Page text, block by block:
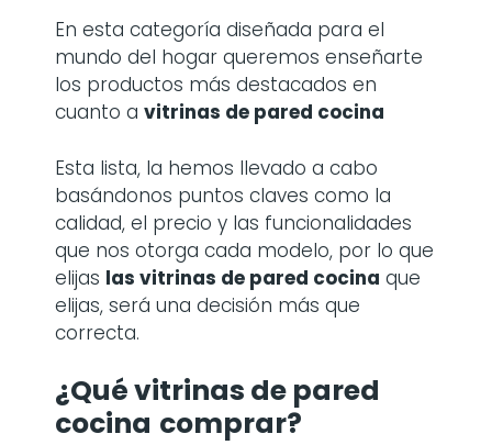
En esta categoría diseñada para el
mundo del hogar queremos enseñarte
los productos más destacados en
cuanto a vitrinas de pared cocina
Esta lista, la hemos llevado a cabo
basándonos puntos claves como la
calidad, el precio y las funcionalidades
que nos otorga cada modelo, por lo que
elijas las vitrinas de pared cocina que
elijas, será una decisión más que
correcta.
¿Qué vitrinas de pared
cocina comprar?